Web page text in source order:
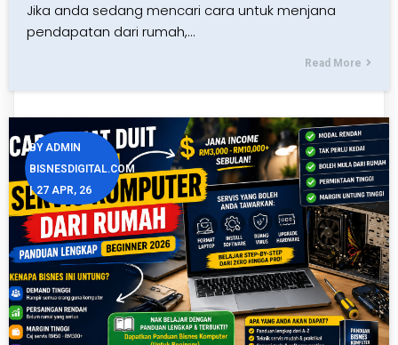
Jika anda sedang mencari cara untuk menjana
pendapatan dari rumah,…
Read More
BYADMIN
BISNESDIGITAL.COM
| 27 APR, 26